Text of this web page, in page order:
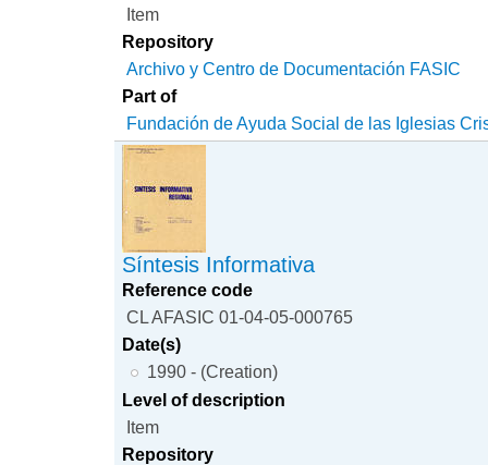
Item
Repository
Archivo y Centro de Documentación FASIC
Part of
Fundación de Ayuda Social de las Iglesias
Síntesis Informativa
Reference code
CL AFASIC 01-04-05-000765
Date(s)
1990 - (Creation)
Level of description
Item
Repository